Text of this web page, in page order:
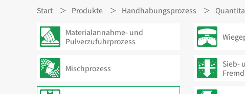
Start Produkte Handhabungsprozess
Materialannahme- und
Pulverzufuhrprozess
Mischprozess
Sieb-